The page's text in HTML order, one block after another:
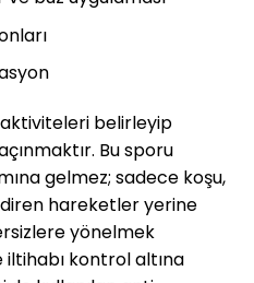
aktiviteleri belirleyip
Bu sporu
gelmez; sadece koşu,
hareketler yerine
yönelmek
iltihabı kontrol altına